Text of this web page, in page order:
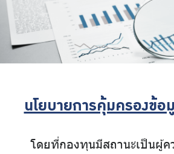
เกี่ยวกับ กบข.
บริการสมาชิก
การบริหารความเสี่ยง
ข่าวสารและกิจกรรม
นโยบายการคุ้มครองข้อ
โดยที่กองทุนมีสถานะเป็นผู้